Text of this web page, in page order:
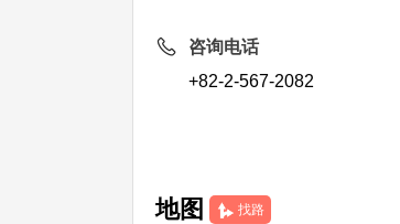
咨询电话
+82-2-567-2082
地图 找路